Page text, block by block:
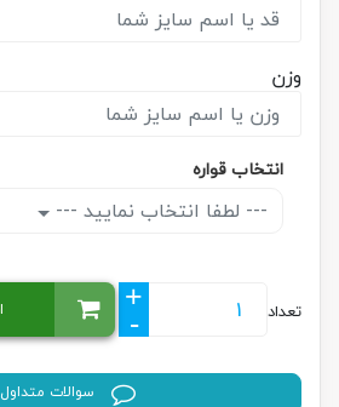
وزن
انتخاب قواره
--- لطفا انتخاب نمایید ---
تعداد
+
-
سوالات متداول